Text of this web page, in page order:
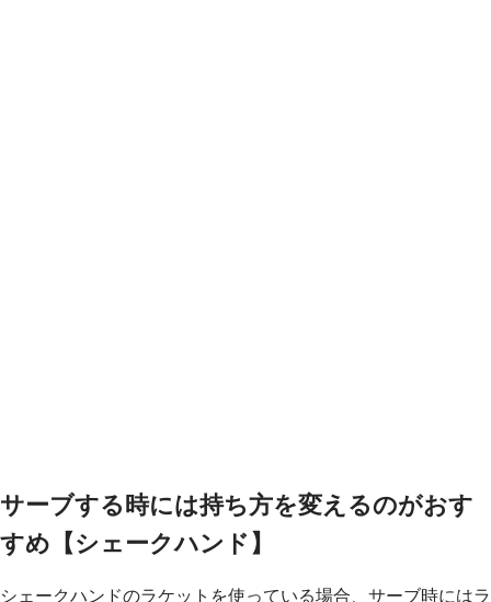
サーブする時には持ち方を変えるのがおす
すめ【シェークハンド】
シェークハンドのラケットを使っている場合、サーブ時にはラ